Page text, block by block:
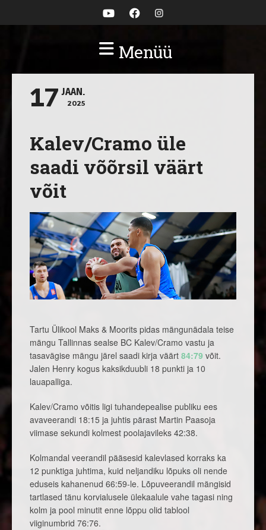
Menüü
17 JAAN.
2025
Kalev/Cramo üle
saadi võõrsil väärt
võit
Tartu Ülikool Maks & Moorits pidas mängunädala teise
mängu Tallinnas sealse BC Kalev/Cramo vastu ja
tasavägise mängu järel saadi kirja väärt 84:79 võit.
Jalen Henry kogus kaksikduubli 18 punkti ja 10
lauapalliga.
Kalev/Cramo võitis ligi tuhandepealise publiku ees
avaveerandi 18:15 ja juhtis pärast Martin Paasoja
viimase sekundi kolmest poolajavileks 42:38.
Kolmandal veerandil pääsesid kalevlased korraks ka
12 punktiga juhtima, kuid neljandiku lõpuks oli nende
eduseis kahanenud 66:59-le. Lõpuveerandil mängisid
tartlased tänu korvialusele ülekaalule vahe tagasi ning
kolm ja pool minutit enne lõppu olid tablool
viiginumbrid 76:76.